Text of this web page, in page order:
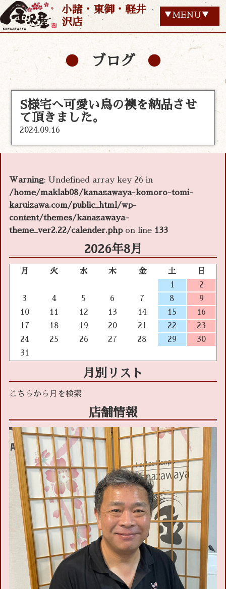
小諸・東御・軽井
沢店
▼MENU▼
ブログ
S様宅へ可愛い鳥の襖を納品させ
て頂きました。
2024.09.16
Warning: Undefined array key 26 in
/home/maklab08/kanazawaya-komoro-tomi-
karuizawa.com/public_html/wp-
content/themes/kanazawaya-
theme_ver2.22/calender.phpon line 133
2026年8月
月 火 水 木 金 土
日
1
2
3
4 5 6 7 8
9
10
11 12 13 14 15
16
17
18 19 20 21 22
23
24
25 26 27 28 29
30
31
月別リスト
店舗情報